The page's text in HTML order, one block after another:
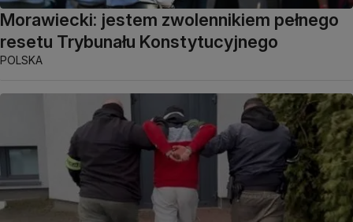
Morawiecki: jestem zwolennikiem pełnego
resetu Trybunału Konstytucyjnego
POLSKA